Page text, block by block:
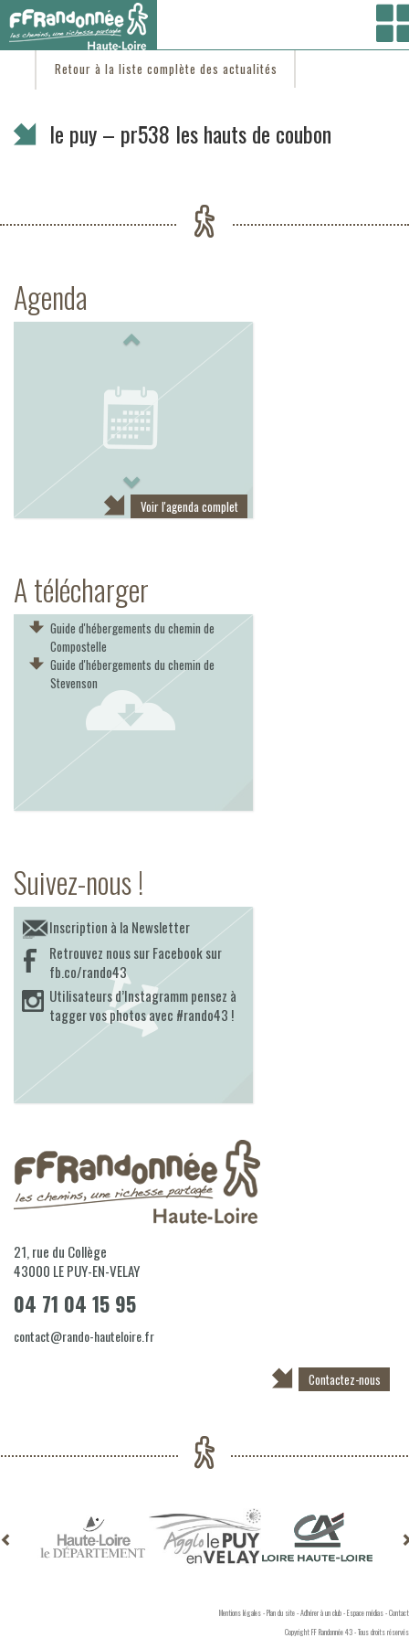
Vous êtes ici :Accueil/C'est d'actu
Retour à la liste complète des actualités
le puy – pr538 les hauts de coubon
Agenda
Voir l'agenda complet
A télécharger
Guide d'hébergements du chemin de
Compostelle
Guide d'hébergements du chemin de
Stevenson
Suivez-nous !
Inscription à la Newsletter
Retrouvez nous sur Facebook sur
fb.co/rando43
Utilisateurs d’Instagramm pensez à
tagger vos photos avec #rando43 !
21, rue du Collège
43000 LE PUY-EN-VELAY
04 71 04 15 95
contact@rando-hauteloire.fr
Contactez-nous
Mentions légales-Plan du site-Adhérer à un club-Espace médias-Contact
Copyright FF Randonnée 43 - Tous droits réservés